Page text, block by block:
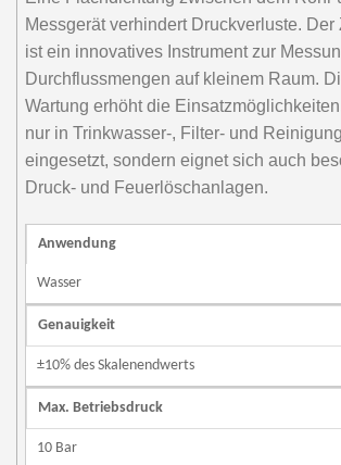
Messgerät verhindert Druckverluste. Der
ist ein innovatives Instrument zur
Durchflussmengen auf kleinem Raum.
Wartung erhöht die
nur in Trinkwasser-, Filter- und
eingesetzt, sondern eignet sich auch
Druck- und Feuerlöschanlagen.
Anwendung
Wasser
Genauigkeit
±10% des Skalenendwerts
Max. Betriebsdruck
10 Bar